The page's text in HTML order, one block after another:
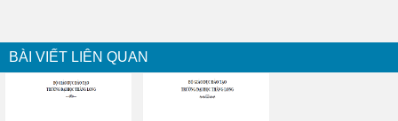
BÀI VIẾT LIÊN QUAN